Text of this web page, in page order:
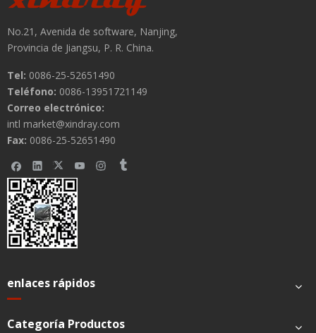
No.21, Avenida de software, Nanjing,
Provincia de Jiangsu, P. R. China.
Tel: 0086-25-52651490
Teléfono: 0086-13951721149
Correo electrónico:
intl market@xindray.com
Fax: 0086-25-52651490
enlaces rápidos
Categoría Productos